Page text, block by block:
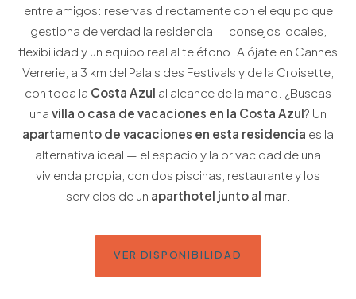
entre amigos: reservas directamente con el equipo que
gestiona de verdad la residencia — consejos locales,
flexibilidad y un equipo real al teléfono. Alójate en Cannes
Verrerie, a 3 km del Palais des Festivals y de la Croisette,
con toda la Costa Azul al alcance de la mano. ¿Buscas
una villa o casa de vacaciones en la Costa Azul? Un
apartamento de vacaciones en esta residencia es la
alternativa ideal — el espacio y la privacidad de una
vivienda propia, con dos piscinas, restaurante y los
servicios de un aparthotel junto al mar.
VER DISPONIBILIDAD